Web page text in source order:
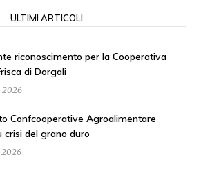
ULTIMI ARTICOLI
riconoscimento per la Cooperativa
di Dorgali
2026
Confcooperative Agroalimentare
crisi del grano duro
2026